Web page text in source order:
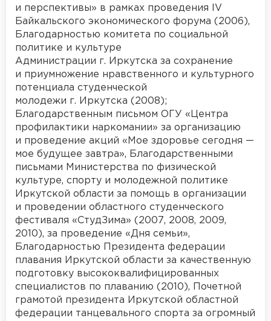
и перспективы» в рамках проведения IV
Байкальского экономического форума (2006),
Благодарностью комитета по социальной
политике и культуре
Администрации г. Иркутска за сохранение
и приумножение нравственного и культурного
потенциала студенческой
молодежи г. Иркутска (2008);
Благодарственным письмом ОГУ «Центра
профилактики наркомании» за организацию
и проведение акций «Мое здоровье сегодня —
мое будущее завтра», Благодарственными
письмами Министерства по физической
культуре, спорту и молодежной политике
Иркутской области за помощь в организации
и проведении областного студенческого
фестиваля «СтудЗима» (2007, 2008, 2009,
2010), за проведение «Дня семьи»,
Благодарностью Президента федерации
плавания Иркутской области за качественную
подготовку высококвалифицированных
специалистов по плаванию (2010), Почетной
грамотой президента Иркутской областной
федерации танцевального спорта за огромный